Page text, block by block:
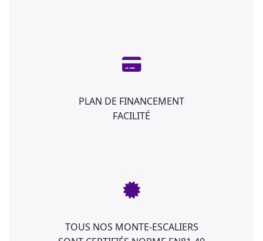
PLAN DE FINANCEMENT
FACILITÉ
TOUS NOS MONTE-ESCALIERS